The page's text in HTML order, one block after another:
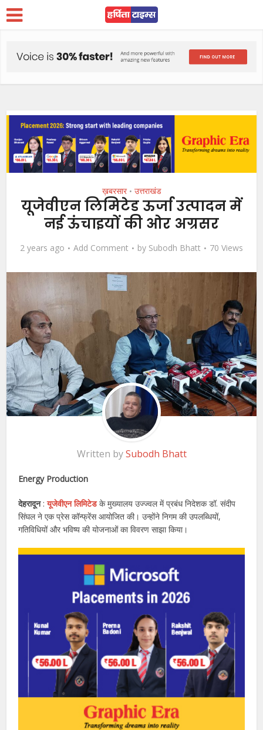
ख़बरसार • उत्तराखंड
यूजेवीएन लिमिटेड ऊर्जा उत्पादन में
नई ऊंचाइयों की ओर अग्रसर
2 years ago Add Comment by Subodh Bhatt 70 Views
Written bySubodh Bhatt
Energy Production
देहरादून:यूजेवीएन लिमिटेडके मुख्यालय उज्ज्वल में प्रबंध निदेशक डॉ. संदीप
सिंघल ने एक प्रेस कॉन्फ्रेंस आयोजित की। उन्होंने निगम की उपलब्धियों,
गतिविधियों और भविष्य की योजनाओं का विवरण साझा किया।